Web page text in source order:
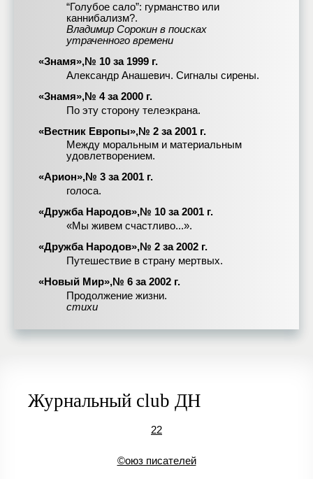
“Голубое сало”: гурманство или
каннибализм?.
Владимир Сорокин в поисках
утраченного времени
«Знамя»,№ 10 за 1999 г.
Александр Анашевич. Сигналы сирены.
«Знамя»,№ 4 за 2000 г.
По эту сторону телеэкрана.
«Вестник Европы»,№ 2 за 2001 г.
Между моральным и материальным
удовлетворением.
«Арион»,№ 3 за 2001 г.
голоса.
«Дружба Народов»,№ 10 за 2001 г.
«Мы живем счастливо...».
«Дружба Народов»,№ 2 за 2002 г.
Путешествие в страну мертвых.
«Новый Мир»,№ 6 за 2002 г.
Продолжение жизни.
стихи
Журнальный club ДН
22
©оюз писателей